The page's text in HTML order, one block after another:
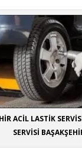
ACİL LASTİK
SERVİSİ